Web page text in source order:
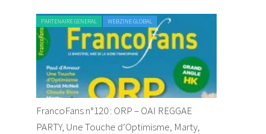
PARTENAIRE GENERAL WEBZINE GLOBAL
FrancoFans n°120 : ORP – OAI REGGAE
PARTY, Une Touche d’Optimisme, Marty,